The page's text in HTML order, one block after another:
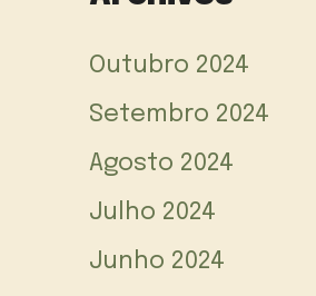
Outubro 2024
Setembro 2024
Agosto 2024
Julho 2024
Junho 2024